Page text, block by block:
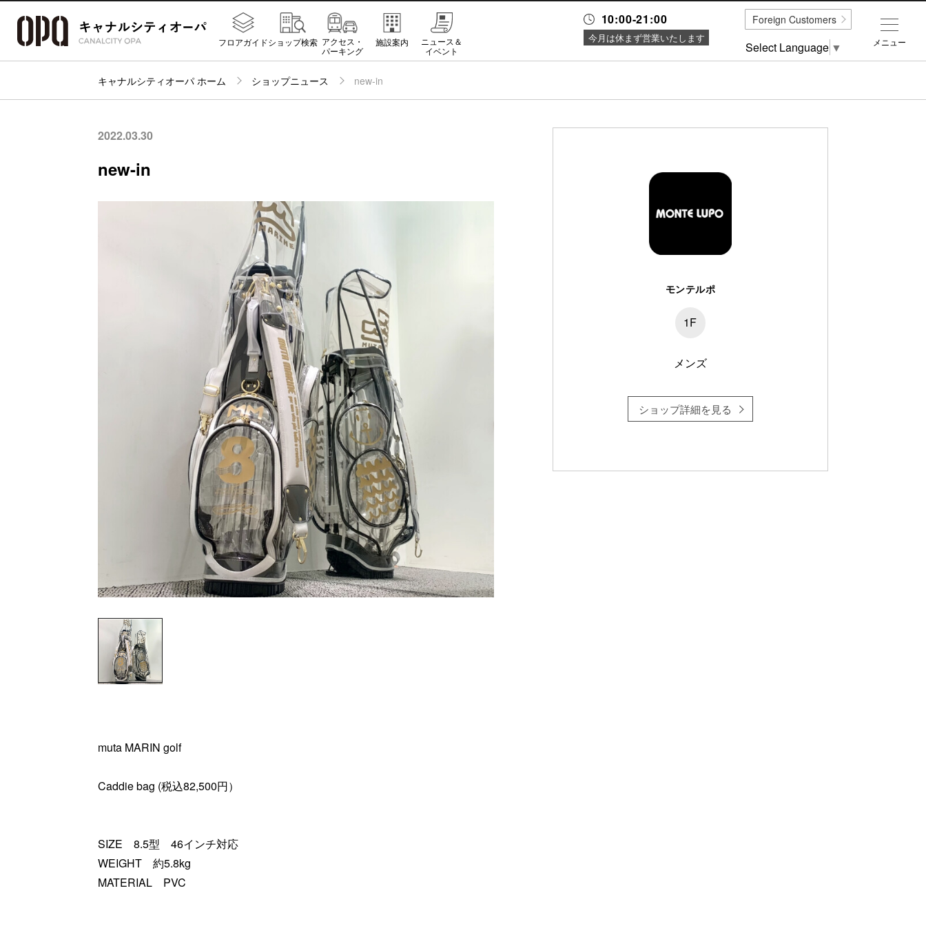
10:00-21:00
今月は休まず営業いたします
フロアガイドショップ検索 アクセス・
パーキング
施設案内
ニュース＆
イベント
キャナルシティオーパ ホーム ショップニュース new-in
2022.03.30
new-in
muta MARIN golf
Caddie bag (税込82,500円）
SIZE 8.5型 46インチ対応
WEIGHT 約5.8kg
MATERIAL PVC
モンテルポ
1F
メンズ
ショップ詳細を見る
メニュー
Foreign Customers
Select Language ▼